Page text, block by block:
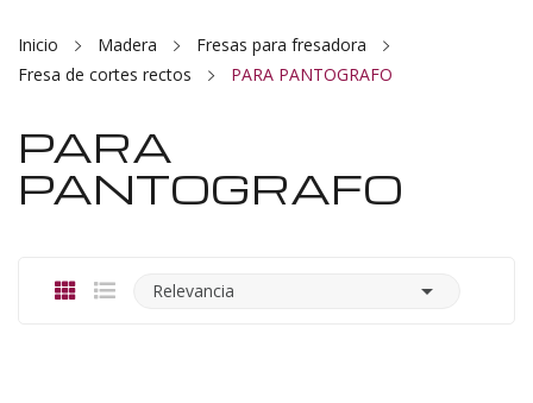
Inicio Madera
Fresas para fresadora
Fresa de cortes rectos
PARA PANTOGRAFO
PARA
PANTOGRAFO
Relevancia 